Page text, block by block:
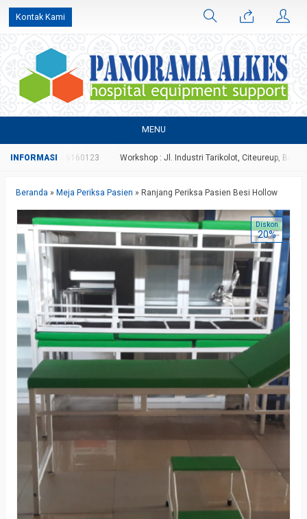
Kontak Kami
MENU
081316160123 Workshop : Jl. Industri Tarikolot, Citeureup, Bogor
Beranda » Meja Periksa Pasien » Ranjang Periksa Pasien Besi Hollow
Diskon
20%